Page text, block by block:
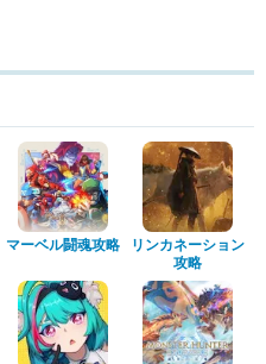
マーベル闘魂攻略
リンカネーション
攻略